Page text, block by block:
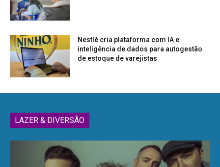
Nestlé cria plataforma com IA e
inteligência de dados para autogestão
de estoque de varejistas
LAZER & DIVERSÃO